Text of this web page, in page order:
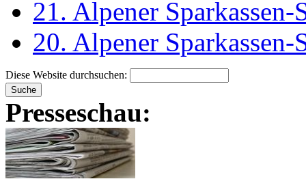
21. Alpener Sparkassen-
20. Alpener Sparkassen-
Diese Website durchsuchen:
Presseschau: